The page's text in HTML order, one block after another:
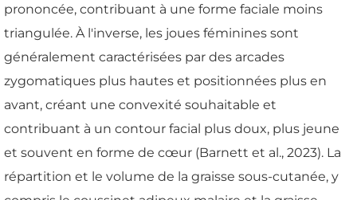
prononcée, contribuant à une forme faciale moins
triangulée. À l'inverse, les joues féminines sont
généralement caractérisées par des arcades
zygomatiques plus hautes et positionnées plus en
avant, créant une convexité souhaitable et
contribuant à un contour facial plus doux, plus jeune
et souvent en forme de cœur (Barnett et al., 2023). La
répartition et le volume de la graisse sous-cutanée, y